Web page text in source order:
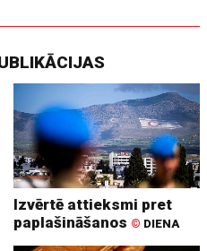
Izvērtē attieksmi pret
paplašināšanos © DIENA